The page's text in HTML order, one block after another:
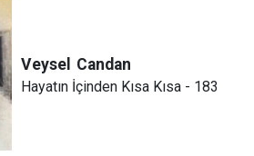
Veysel Candan
Hayatın İçinden Kısa Kısa - 183